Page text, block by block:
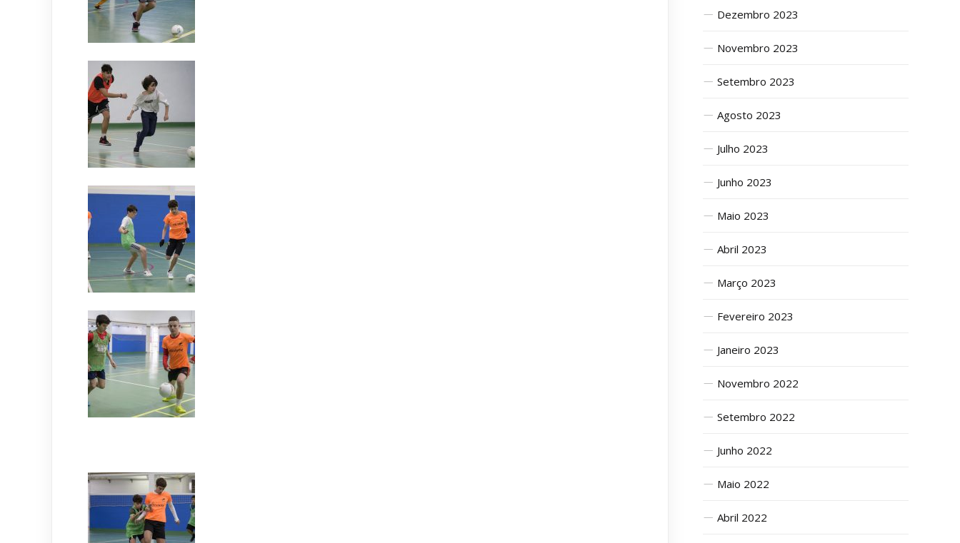
Dezembro 2023
Novembro 2023
Setembro 2023
Agosto 2023
Julho 2023
Junho 2023
Maio 2023
Abril 2023
Março 2023
Fevereiro 2023
Janeiro 2023
Novembro 2022
Setembro 2022
Junho 2022
Maio 2022
Abril 2022